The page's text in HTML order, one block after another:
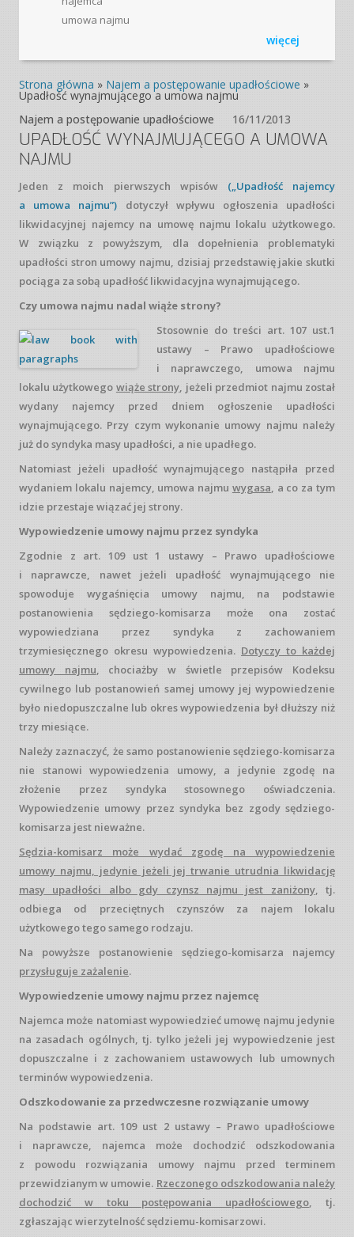
umowa najmu
więcej
Strona główna » Najem a postępowanie upadłościowe »
Upadłość wynajmującego a umowa najmu
Najem a postępowanie upadłościowe
16/11/2013
UPADŁOŚĆ WYNAJMUJĄCEGO A UMOWA
NAJMU
Jeden z moich pierwszych wpisów („Upadłość najemcy
a umowa najmu”) dotyczył wpływu ogłoszenia upadłości
likwidacyjnej najemcy na umowę najmu lokalu użytkowego.
W związku z powyższym, dla dopełnienia problematyki
upadłości stron umowy najmu, dzisiaj przedstawię jakie skutki
pociąga za sobą upadłość likwidacyjna wynajmującego.
Czy umowa najmu nadal wiąże strony?
Stosownie do treści art. 107 ust.1
ustawy – Prawo upadłościowe
i naprawczego, umowa najmu
lokalu użytkowego wiąże strony , jeżeli przedmiot najmu został
wydany najemcy przed dniem ogłoszenie upadłości
wynajmującego. Przy czym wykonanie umowy najmu należy
już do syndyka masy upadłości, a nie upadłego.
Natomiast jeżeli upadłość wynajmującego nastąpiła przed
wydaniem lokalu najemcy, umowa najmu wygasa , a co za tym
idzie przestaje wiązać jej strony.
Wypowiedzenie umowy najmu przez syndyka
Zgodnie z art. 109 ust 1 ustawy – Prawo upadłościowe
i naprawcze, nawet jeżeli upadłość wynajmującego nie
spowoduje wygaśnięcia umowy najmu, na podstawie
postanowienia sędziego-​komisarza może ona zostać
wypowiedziana przez syndyka z zachowaniem
trzymiesięcznego okresu wypowiedzenia. Dotyczy to każdej
umowy najmu , chociażby w świetle przepisów Kodeksu
cywilnego lub postanowień samej umowy jej wypowiedzenie
było niedopuszczalne lub okres wypowiedzenia był dłuższy niż
trzy miesiące.
Należy zaznaczyć, że samo postanowienie sędziego-​komisarza
nie stanowi wypowiedzenia umowy, a jedynie zgodę na
złożenie przez syndyka stosownego oświadczenia.
Wypowiedzenie umowy przez syndyka bez zgody sędziego-​
komisarza jest nieważne.
Sędzia-​komisarz może wydać zgodę na wypowiedzenie
umowy najmu, jedynie jeżeli jej trwanie utrudnia likwidację
masy upadłości albo gdy czynsz najmu jest zaniżony, tj.
odbiega od przeciętnych czynszów za najem lokalu
użytkowego tego samego rodzaju.
Na powyższe postanowienie sędziego-​komisarza najemcy
przysługuje zażalenie.
Wypowiedzenie umowy najmu przez najemcę
Najemca może natomiast wypowiedzieć umowę najmu jedynie
na zasadach ogólnych, tj. tylko jeżeli jej wypowiedzenie jest
dopuszczalne i z zachowaniem ustawowych lub umownych
terminów wypowiedzenia.
Odszkodowanie za przedwczesne rozwiązanie umowy
Na podstawie art. 109 ust 2 ustawy – Prawo upadłościowe
i naprawcze, najemca może dochodzić odszkodowania
z powodu rozwiązania umowy najmu przed terminem
przewidzianym w umowie. Rzeczonego odszkodowania należy
dochodzić w toku postępowania upadłościowego , tj.
zgłaszając wierzytelność sędziemu-komisarzowi.